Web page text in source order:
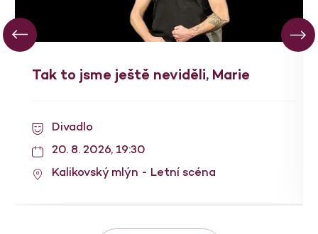
Tak to jsme ještě neviděli, Marie
Divadlo
20. 8. 2026, 19:30
Kalikovský mlýn - Letní scéna